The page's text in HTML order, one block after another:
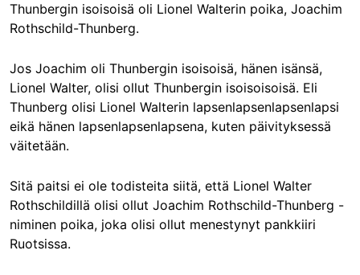
Thunbergin isoisoisä oli Lionel Walterin poika, Joachim
Rothschild-Thunberg.
Jos Joachim oli Thunbergin isoisoisä, hänen isänsä,
Lionel Walter, olisi ollut Thunbergin isoisoisoisä. Eli
Thunberg olisi Lionel Walterin lapsenlapsenlapsenlapsi
eikä hänen lapsenlapsenlapsena, kuten päivityksessä
väitetään.
Sitä paitsi ei ole todisteita siitä, että Lionel Walter
Rothschildillä olisi ollut Joachim Rothschild-Thunberg -
niminen poika, joka olisi ollut menestynyt pankkiiri
Ruotsissa.